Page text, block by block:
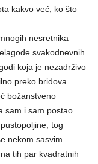
kakvo već, ko što
nesretnika
svakodnevnih
koja je nezadrživo
preko bridova
božanstveno
sam i sam postao
tog
nekom sasvim
tih par kvadratnih